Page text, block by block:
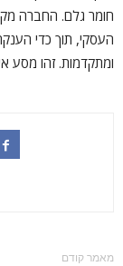
חומר גלם. החברה
העסקי, תוך כדי
ומתקדמות. זהו מסע
מאמר קודם